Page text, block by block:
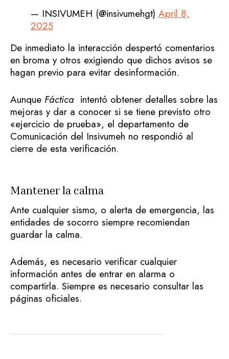
— INSIVUMEH (@insivumehgt) April 8,
2025
De inmediato la interacción despertó comentarios
en broma y otros exigiendo que dichos avisos se
hagan previo para evitar desinformación.
Aunque Fáctica intentó obtener detalles sobre las
mejoras y dar a conocer si se tiene previsto otro
«ejercicio de prueba», el departamento de
Comunicación del Insivumeh no respondió al
cierre de esta verificación.
Mantener la calma
Ante cualquier sismo, o alerta de emergencia, las
entidades de socorro siempre recomiendan
guardar la calma.
Además, es necesario verificar cualquier
información antes de entrar en alarma o
compartirla. Siempre es necesario consultar las
páginas oficiales.